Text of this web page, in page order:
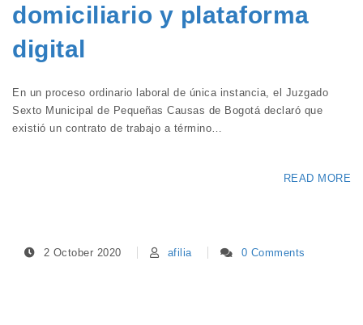
domiciliario y plataforma
digital
En un proceso ordinario laboral de única instancia, el Juzgado
Sexto Municipal de Pequeñas Causas de Bogotá declaró que
existió un contrato de trabajo a término…
READ MORE
2 October 2020 afilia 0 Comments